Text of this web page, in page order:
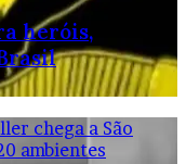
heróis,
chega a São
ambientes